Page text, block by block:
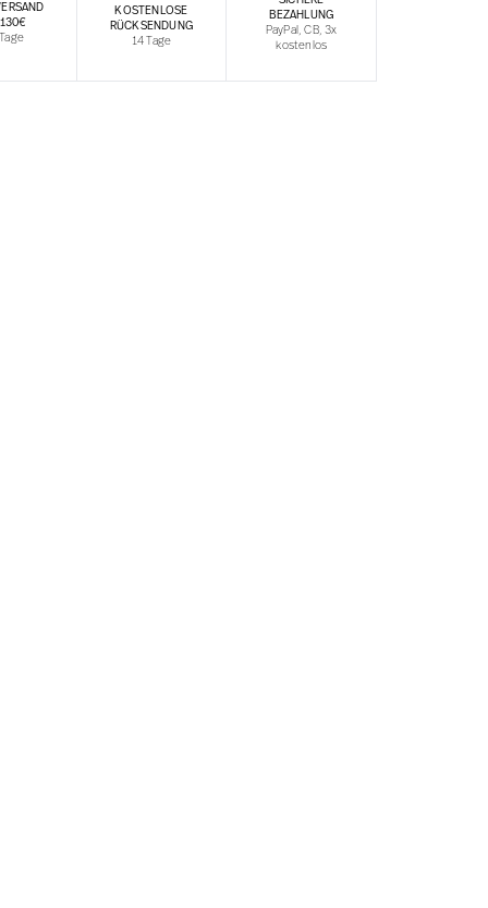
KOSTENLOSE
RÜCKSENDUNG
14 Tage
BEZAHLUNG
PayPal, CB, 3x
kostenlos